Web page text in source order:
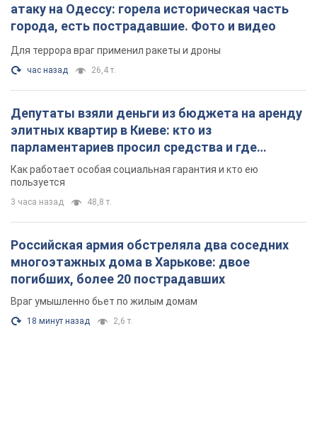
атаку на Одессу: горела историческая часть
города, есть пострадавшие. Фото и видео
Для террора враг применил ракеты и дроны
час назад 26,4 т.
Депутаты взяли деньги из бюджета на аренду
элитных квартир в Киеве: кто из
парламентариев просил средства и где
поселился
Как работает особая социальная гарантия и кто ею
пользуется
3 часа назад 48,8 т.
Российская армия обстреляла два соседних
многоэтажных дома в Харькове: двое
погибших, более 20 пострадавших
Враг умышленно бьет по жилым домам
18 минут назад 2,6 т.